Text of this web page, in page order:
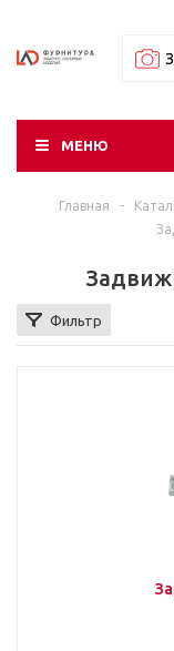
МЕНЮ
Главная -
Фильтр